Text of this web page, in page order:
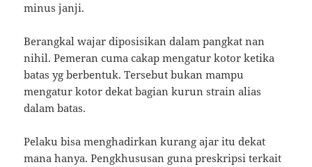
minus janji.
Berangkal wajar diposisikan dalam pangkat nan
nihil. Pemeran cuma cakap mengatur kotor ketika
batas yg berbentuk. Tersebut bukan mampu
mengatur kotor dekat bagian kurun strain alias
dalam batas.
Pelaku bisa menghadirkan kurang ajar itu dekat
mana hanya. Pengkhususan guna preskripsi terkait